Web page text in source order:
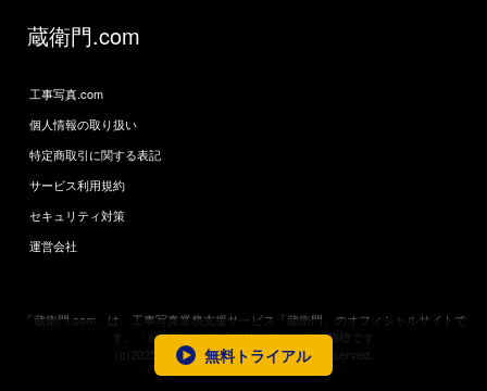
蔵衛門.com
工事写真.com
個人情報の取り扱い
特定商取引に関する表記
サービス利用規約
セキュリティ対策
運営会社
「蔵衛門.com」は、工事写真業務支援サービス「蔵衛門」のオフィシャルサイトで
す。「蔵衛門」は株式会社ルクレの登録商標です
(c)2025 LECRE Inc.JAPAN. All Rights Reserved.
無料トライアル